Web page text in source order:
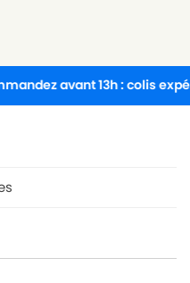
avant 13h : colis expédié